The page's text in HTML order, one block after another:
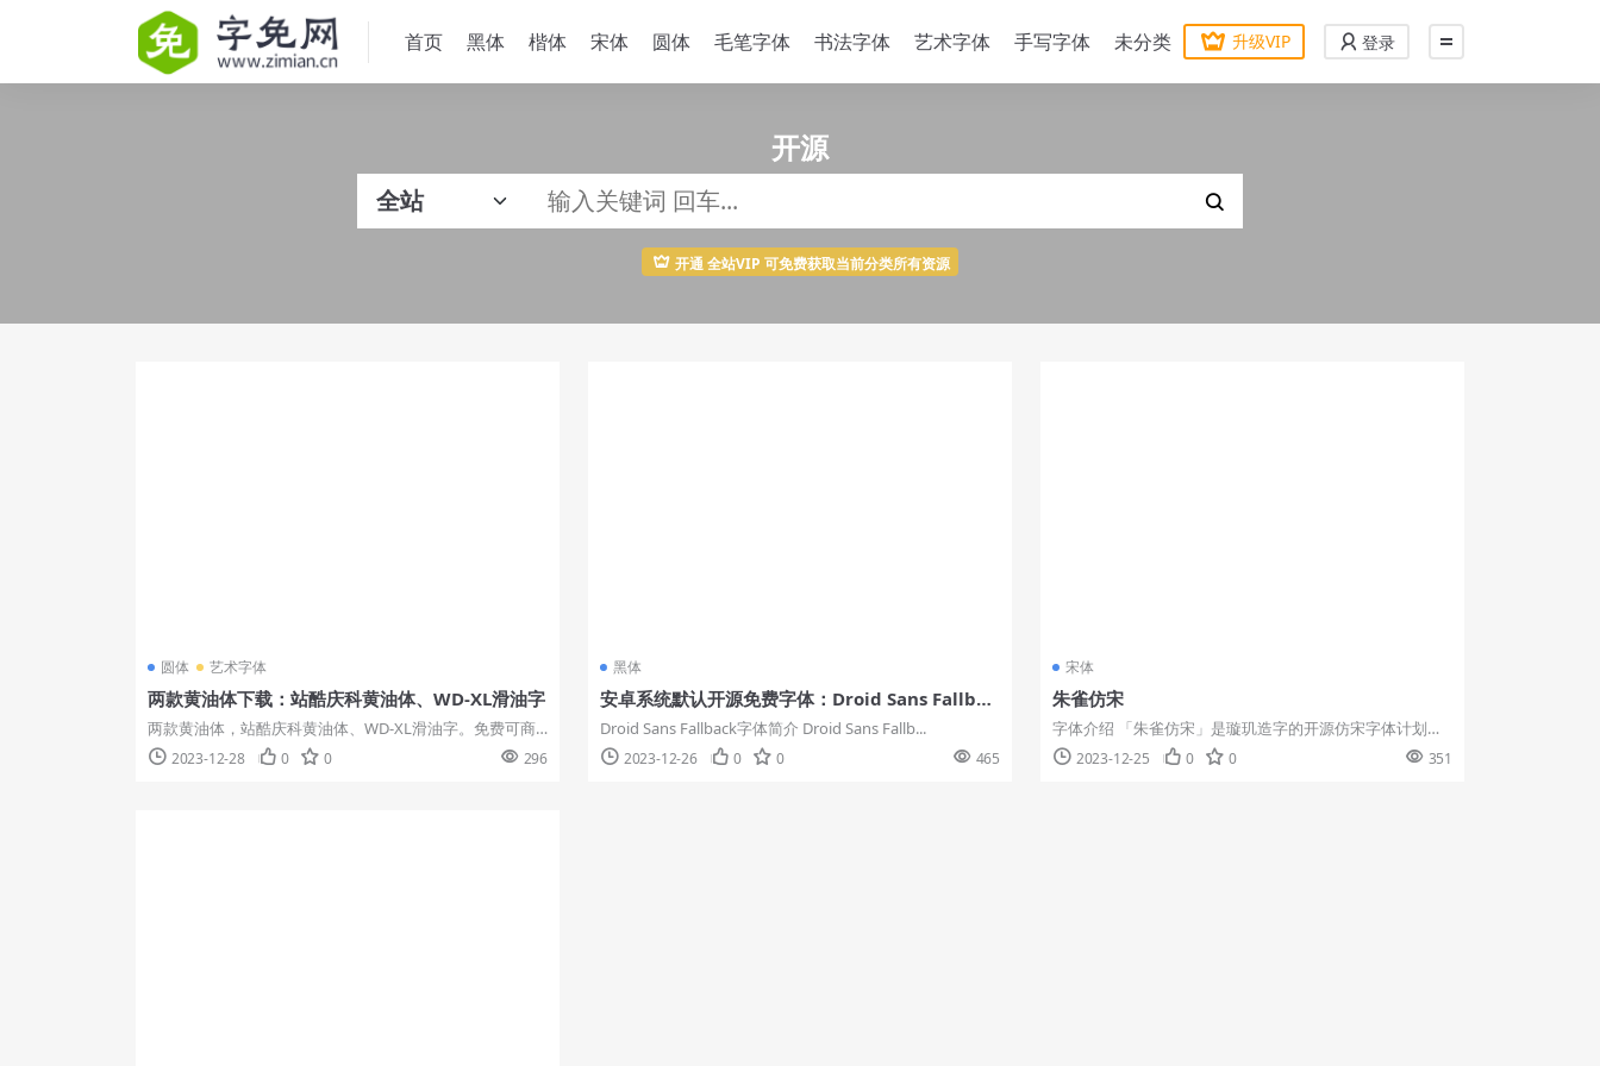
首页 黑体 楷体 宋体 圆体 毛笔字体 书法字体 艺术字体 手写字体 未分类 升级VIP 登录
开源
开通 全站VIP 可免费获取当前分类所有资源
圆体 艺术字体
两款黄油体下载：站酷庆科黄油体、WD-XL滑油字
两款黄油体，站酷庆科黄油体、WD-XL滑油字。免费可商
用字体推荐。这两款分别介绍...
2023-12-28 0 0 296
黑体
安卓系统默认开源免费字体：Droid Sans Fallbac
k
Droid Sans Fallback字体简介 Droid Sans Fallb...
2023-12-26 0 0 465
宋体
朱雀仿宋
字体介绍 「朱雀仿宋」是璇玑造字的开源仿宋字体计划，
志在最终提供高质量的、支持多...
2023-12-25 0 0 351